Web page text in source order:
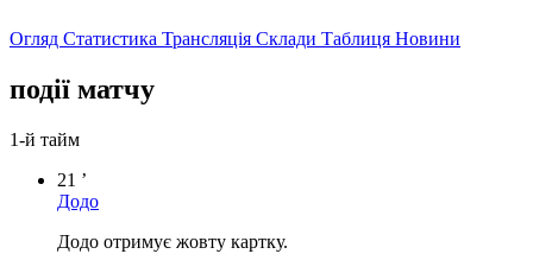
Огляд Статистика Трансляція Склади Таблиця Новини
події матчу
1-й тайм
21 ’
Додо
Додо отримує жовту картку.